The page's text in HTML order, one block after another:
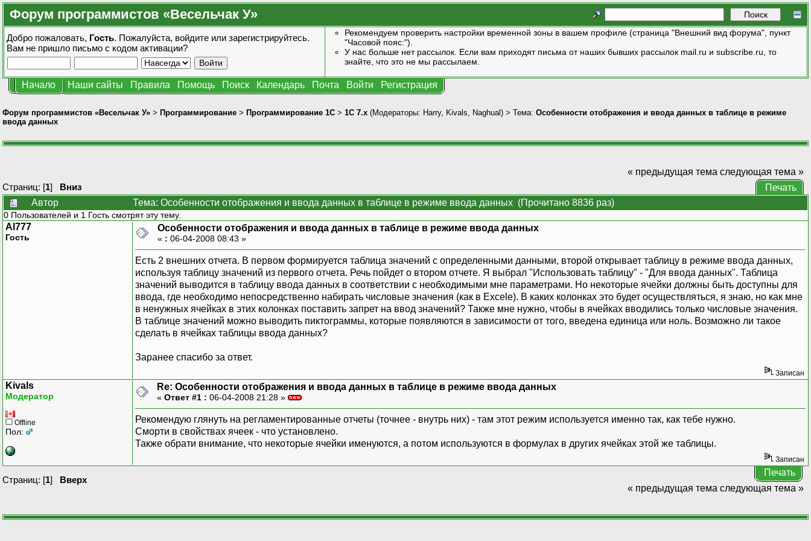
Форум программистов «Весельчак У»
Добро пожаловать, Гость. Пожалуйста, войдите или зарегистрируйтесь.
Вам не пришло письмо с кодом активации?
Рекомендуем проверить настройки временной зоны в вашем профиле (страница "Внешний вид форума", пункт
"Часовой пояс:").
У нас больше нет рассылок. Если вам приходят письма от наших бывших рассылок mail.ru и subscribe.ru, то
знайте, что это не мы рассылаем.
Начало Наши сайты Правила Помощь Поиск Календарь Почта Войти Регистрация
Форум программистов «Весельчак У» > Программирование > Программирование 1С > 1С 7.x (Модераторы: Harry, Kivals Naghual) > Тема: Особенности отображения и ввода данных в таблице в режиме
ввода данных
Страниц: [1] Вниз
« предыдущая тема следующая тема »
Печать
Автор
Тема: Особенности отображения и ввода данных в таблице в режиме ввода данных (Прочитано 8836 раз)
0 Пользователей и 1 Гость смотрят эту тему.
Al777
Гость
Особенности отображения и ввода данных в таблице в режиме ввода данных
« : 06-04-2008 08:43 »
Есть 2 внешних отчета. В первом формируется таблица значений с определенными данными, второй открывает таблицу в режиме ввода данных,
используя таблицу значений из первого отчета. Речь пойдет о втором отчете. Я выбрал "Использовать таблицу" - "Для ввода данных". Таблица
значений выводится в таблицу ввода данных в соответствии с необходимыми мне параметрами. Но некоторые ячейки должны быть доступны для
ввода, где необходимо непосредственно набирать числовые значения (как в Excele). В каких колонках это будет осуществляться, я знаю, но как мне
в ненужных ячейках в этих колонках поставить запрет на ввод значений? Также мне нужно, чтобы в ячейках вводились только числовые значения.
В таблице значений можно выводить пиктограммы, которые появляются в зависимости от того, введена единица или ноль. Возможно ли такое
сделать в ячейках таблицы ввода данных?
Заранее спасибо за ответ.
Записан
Kivals
Модератор
Offline
Пол:
Re: Особенности отображения и ввода данных в таблице в режиме ввода данных
« Ответ #1 : 06-04-2008 21:28 »
Рекомендую глянуть на регламентированные отчеты (точнее - внутрь них) - там этот режим используется именно так, как тебе нужно.
Сморти в свойствах ячеек - что установлено.
Также обрати внимание, что некоторые ячейки именуются, а потом используются в формулах в других ячейках этой же таблицы.
Записан
Страниц: [1] Вверх
Печать
« предыдущая тема следующая тема »